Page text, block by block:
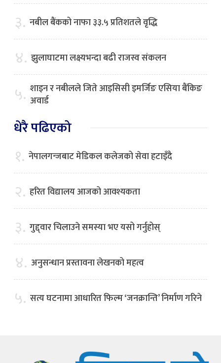
३. नबील बैंकको नाफा ३३.५ प्रतिशतले वृद्धि
४. झुलाघाटमा लक्ष्यभन्दा बढी राजस्व संकलन
५. शाइन र नबीलले जिते आइसिसी इमर्जिङ एसिया बैंकिङ
अवार्ड
धेरै पढिएको
१. नेपालगन्जबाट मेडिकल कलेजको सेवा हटाइँदै
२. हरित विद्यालय आजको आवश्यकता
३. गुद्द्वार चिलाउने समस्या भए यसो गर्नुहोस्
४. अनुसन्धान प्रस्तावना लेखनको महत्व
५. सत्य घटनामा आधारित फिल्म ‘जनक्रान्ति’ निर्माण गरिने